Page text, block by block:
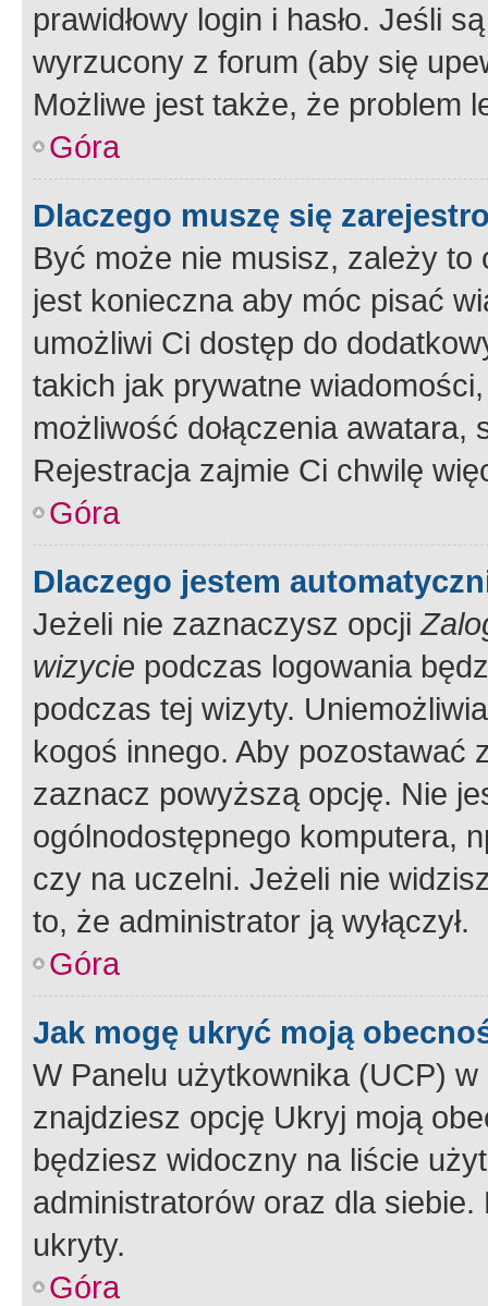
prawidłowy login i hasło. Jeśli
wyrzucony z forum (aby się
Możliwe jest także, że problem
Góra
Dlaczego muszę się
Być może nie musisz, zależy
jest konieczna aby móc pisać
umożliwi Ci dostęp do
takich jak prywatne
możliwość dołączenia
Rejestracja zajmie Ci chwilę
Góra
Dlaczego jestem
Jeżeli nie zaznaczysz opcji
wizycie podczas logowania
podczas tej wizyty.
kogoś innego. Aby pozostawać
zaznacz powyższą opcję. Nie
ogólnodostępnego komputera,
czy na uczelni. Jeżeli nie
to, że administrator ją wyłączył.
Góra
Jak mogę ukryć moją
W Panelu użytkownika (UCP) w
znajdziesz opcję Ukryj moją
będziesz widoczny na liście
administratorów oraz dla
ukryty.
Góra